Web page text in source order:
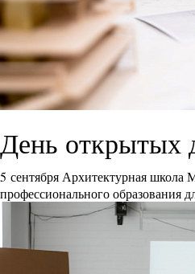
День открытых
5 сентября Архитектурная
профессионального образования